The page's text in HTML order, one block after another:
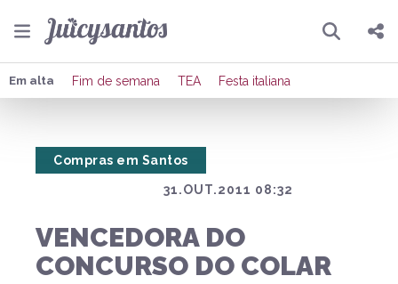
Pesquisar
Compartilhar
Em alta Fim de semana TEA Festa italiana
31.OUT.2011 08:32
Compras em Santos
VENCEDORA DO
CONCURSO DO COLAR